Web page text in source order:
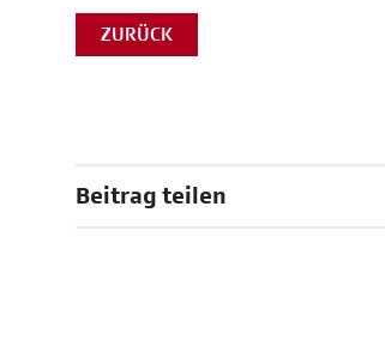
ZURÜCK
Beitrag teilen